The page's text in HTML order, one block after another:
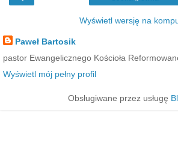
Wyświetl wersję na
Paweł Bartosik
pastor Ewangelicznego Kościoła
Wyświetl mój pełny profil
Obsługiwane przez usługę